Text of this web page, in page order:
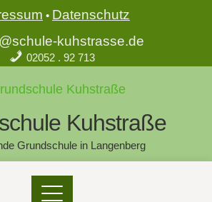
• Datenschutz
kuhstrasse.de
02052 . 92 713
Kuhstraße
Grundschule in Langenberg